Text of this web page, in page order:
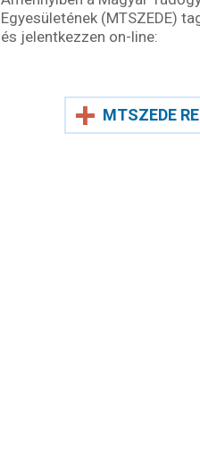
Egyesületének (MTSZEDE)
és jelentkezzen on-line:
MTSZEDE